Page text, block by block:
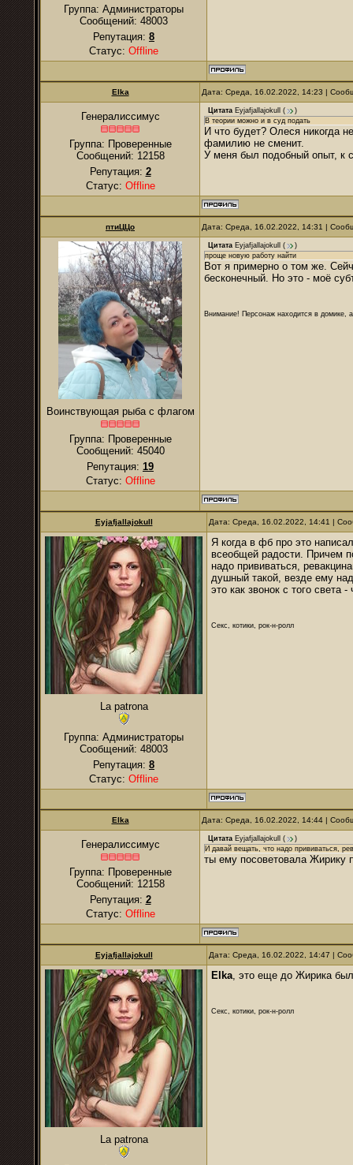
Группа: Администраторы
Сообщений: 48003
Репутация: 8
Статус: Offline
Elka Дата: Среда, 16.02.2022, 14:23 |
Генералиссимус
Группа: Проверенные
Сообщений: 12158
Репутация: 2
Статус: Offline
Цитата Eyjafjallajokull (
)
В теории можно и в суд подать
И что будет? Олеся никогда
фамилию не сменит.
У меня был подобный опыт, к
птиЦЦо Дата: Среда, 16.02.2022, 14:31 |
Воинствующая рыба с флагом
Группа: Проверенные
Сообщений: 45040
Репутация: 19
Статус: Offline
Цитата Eyjafjallajokull (
)
проще новую работу найти
Вот я примерно о том же.
бесконечный. Но это - моё
Внимание! Персонаж находится в домике,
Eyjafjallajokull Дата: Среда, 16.02.2022, 14:41 |
La patrona
Группа: Администраторы
Сообщений: 48003
Репутация: 8
Статус: Offline
Я когда в фб про это
всеобщей радости. Причем
надо прививаться,
душный такой, везде ему
это как звонок с того света
Секс, котики, рок-н-ролл
Elka Дата: Среда, 16.02.2022, 14:44 |
Генералиссимус
Группа: Проверенные
Сообщений: 12158
Репутация: 2
Статус: Offline
Цитата Eyjafjallajokull (
)
И давай вещать, что надо прививаться,
ты ему посоветовала Жирику
Eyjafjallajokull Дата: Среда, 16.02.2022, 14:47 |
La patrona
Elka, это еще до Жирика
Секс, котики, рок-н-ролл